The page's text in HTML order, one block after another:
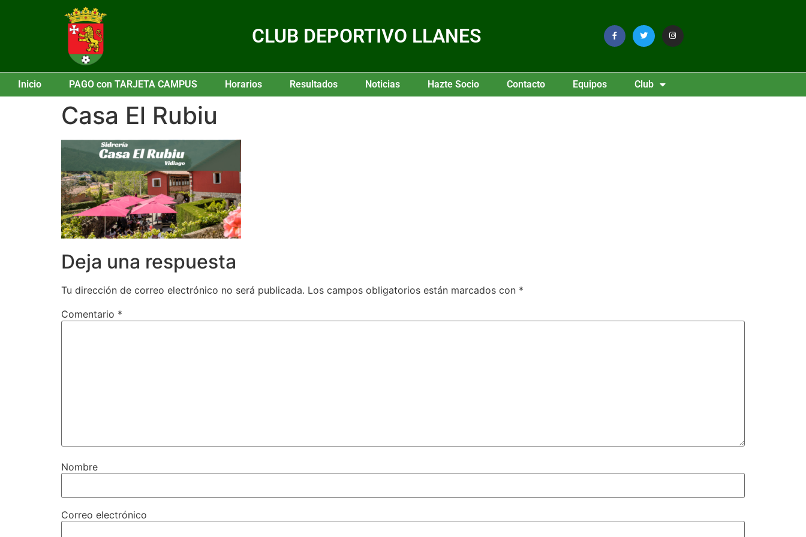
CLUB DEPORTIVO LLANES
Inicio PAGO con TARJETA CAMPUS Horarios Resultados Noticias Hazte Socio Contacto Equipos Club
Casa El Rubiu
Deja una respuesta
Tu dirección de correo electrónico no será publicada. Los campos obligatorios están marcados con *
Comentario *
Nombre
Correo electrónico